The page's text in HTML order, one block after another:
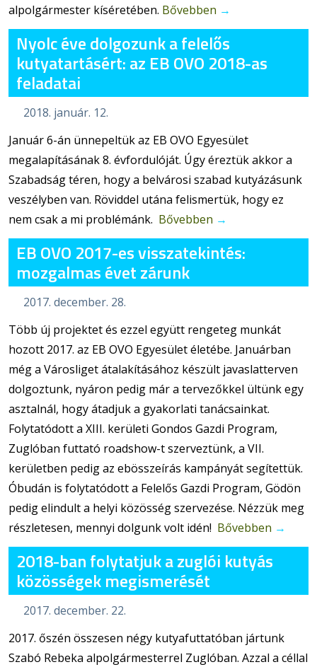
alpolgármester kíséretében. Bővebben →
Nyolc éve dolgozunk a felelős
kutyatartásért: az EB OVO 2018-as
feladatai
2018. január. 12.
Január 6-án ünnepeltük az EB OVO Egyesület
megalapításának 8. évfordulóját. Úgy éreztük akkor a
Szabadság téren, hogy a belvárosi szabad kutyázásunk
veszélyben van. Röviddel utána felismertük, hogy ez
nem csak a mi problémánk. Bővebben →
EB OVO 2017-es visszatekintés:
mozgalmas évet zárunk
2017. december. 28.
Több új projektet és ezzel együtt rengeteg munkát
hozott 2017. az EB OVO Egyesület életébe. Januárban
még a Városliget átalakításához készült javaslatterven
dolgoztunk, nyáron pedig már a tervezőkkel ültünk egy
asztalnál, hogy átadjuk a gyakorlati tanácsainkat.
Folytatódott a XIII. kerületi Gondos Gazdi Program,
Zuglóban futtató roadshow-t szerveztünk, a VII.
kerületben pedig az ebösszeírás kampányát segítettük.
Óbudán is folytatódott a Felelős Gazdi Program, Gödön
pedig elindult a helyi közösség szervezése. Nézzük meg
részletesen, mennyi dolgunk volt idén! Bővebben →
2018-ban folytatjuk a zuglói kutyás
közösségek megismerését
2017. december. 22.
2017. őszén összesen négy kutyafuttatóban jártunk
Szabó Rebeka alpolgármesterrel Zuglóban. Azzal a céllal